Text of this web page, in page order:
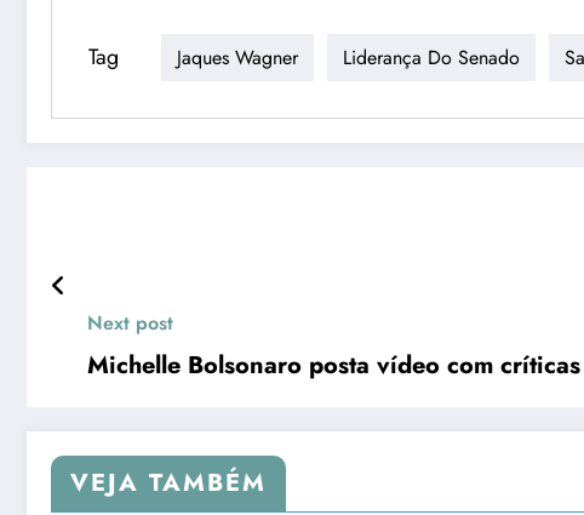
Tag Jaques Wagner Liderança Do Senado
Next post
Michelle Bolsonaro posta vídeo com
VEJA TAMBÉM